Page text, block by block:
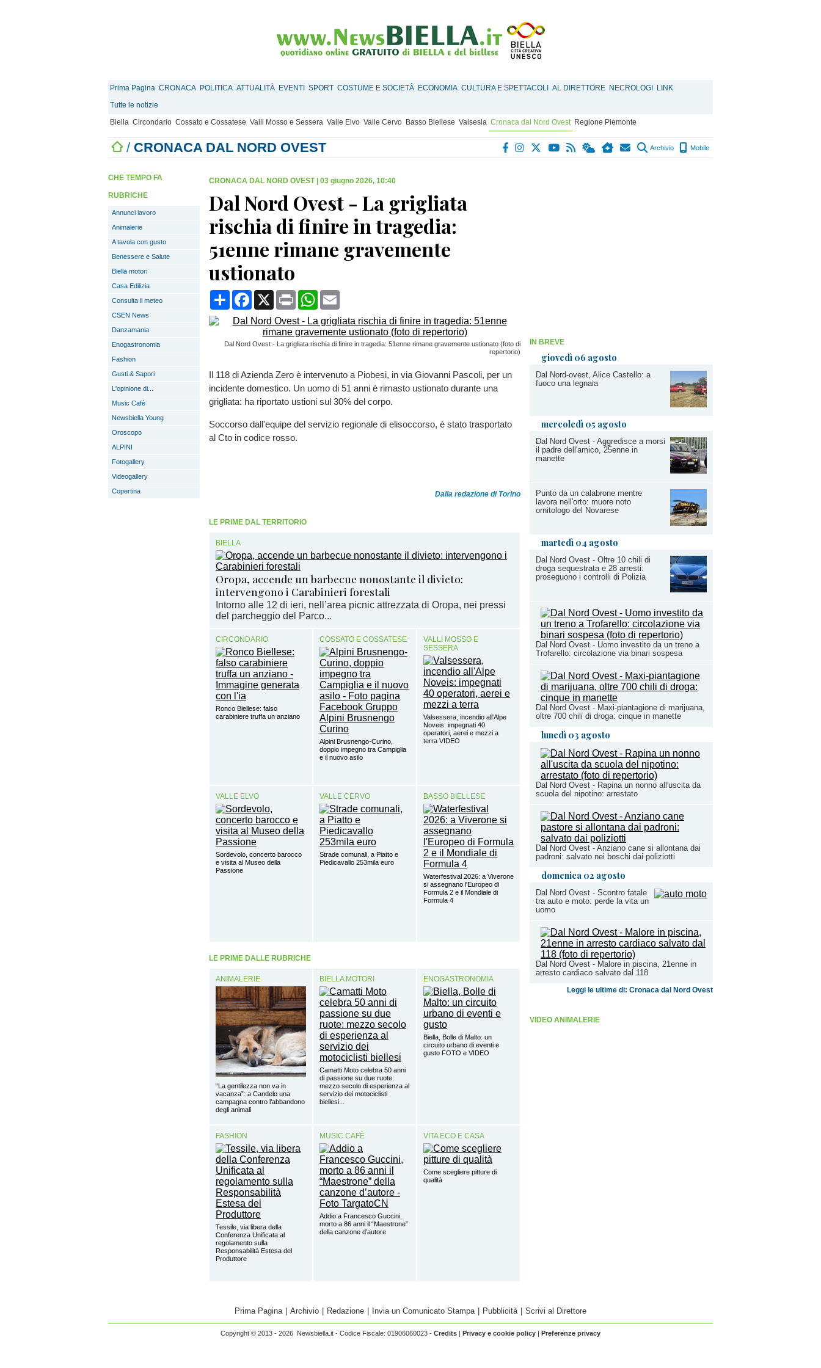
Prima Pagina CRONACA POLITICA ATTUALITÀ EVENTI SPORT COSTUME E SOCIETÀ ECONOMIA CULTURA E SPETTACOLI AL DIRETTORE NECROLOGI
LINK
Tutte le notizie
Biella Circondario Cossato e Cossatese Valli Mosso e Sessera Valle Elvo Valle Cervo Basso Biellese Valsesia Cronaca dal Nord Ovest Regione Piemonte
/ CRONACA DAL NORD OVEST Archivio Mobile
IN BREVE
giovedì 06 agosto
Dal Nord-ovest, Alice Castello: a
fuoco una legnaia
mercoledì 05 agosto
Dal Nord Ovest - Aggredisce a morsi
il padre dell'amico, 25enne in
manette
Punto da un calabrone mentre
lavora nell'orto: muore noto
ornitologo del Novarese
martedì 04 agosto
Dal Nord Ovest - Oltre 10 chili di
droga sequestrata e 28 arresti:
proseguono i controlli di Polizia
Dal Nord Ovest - Uomo investito da un treno a
Trofarello: circolazione via binari sospesa
Dal Nord Ovest - Maxi-piantagione di marijuana,
oltre 700 chili di droga: cinque in manette
lunedì 03 agosto
Dal Nord Ovest - Rapina un nonno all'uscita da
scuola del nipotino: arrestato
Dal Nord Ovest - Anziano cane si allontana dai
padroni: salvato nei boschi dai poliziotti
domenica 02 agosto
Dal Nord Ovest - Scontro fatale
tra auto e moto: perde la vita un
uomo
Dal Nord Ovest - Malore in piscina, 21enne in
arresto cardiaco salvato dal 118
Leggi le ultime di: Cronaca dal Nord Ovest
VIDEO ANIMALERIE
CHE TEMPO FA
RUBRICHE
Annunci lavoro
Animalerie
A tavola con gusto
Benessere e Salute
Biella motori
Casa Edilizia
Consulta il meteo
CSEN News
Danzamania
Enogastronomia
Fashion
Gusti & Sapori
L'opinione di...
Music Cafè
Newsbiella Young
Oroscopo
ALPINI
Fotogallery
Videogallery
Copertina
CRONACA DAL NORD OVEST| 03 giugno 2026, 10:40
Dal Nord Ovest - La grigliata
rischia di finire in tragedia:
51enne rimane gravemente
ustionato
CondividiFacebook
X Print WhatsApp
Dal Nord Ovest - La grigliata rischia di finire in tragedia: 51enne rimane gravemente ustionato (foto di
repertorio)
Il 118 di Azienda Zero è intervenuto a Piobesi, in via Giovanni Pascoli, per un
incidente domestico. Un uomo di 51 anni è rimasto ustionato durante una
grigliata: ha riportato ustioni sul 30% del corpo.
Soccorso dall'equipe del servizio regionale di elisoccorso, è stato trasportato
al Cto in codice rosso.
Dalla redazione di Torino
LE PRIME DAL TERRITORIO
BIELLA
Oropa, accende un barbecue nonostante il divieto:
intervengono i Carabinieri forestali
Intorno alle 12 di ieri, nell’area picnic attrezzata di Oropa, nei pressi
del parcheggio del Parco...
CIRCONDARIO
Ronco Biellese: falso
carabiniere truffa un anziano
COSSATO E COSSATESE
Alpini Brusnengo-Curino,
doppio impegno tra Campiglia
e il nuovo asilo
VALLI MOSSO E
SESSERA
Valsessera, incendio all'Alpe
Noveis: impegnati 40
operatori, aerei e mezzi a
terra VIDEO
VALLE ELVO
Sordevolo, concerto barocco
e visita al Museo della
Passione
VALLE CERVO
Strade comunali, a Piatto e
Piedicavallo 253mila euro
BASSO BIELLESE
Waterfestival 2026: a Viverone
si assegnano l'Europeo di
Formula 2 e il Mondiale di
Formula 4
LE PRIME DALLE RUBRICHE
ANIMALERIE
“La gentilezza non va in
vacanza”: a Candelo una
campagna contro l’abbandono
degli animali
BIELLA MOTORI
Camatti Moto celebra 50 anni
di passione su due ruote:
mezzo secolo di esperienza al
servizio dei motociclisti
biellesi...
ENOGASTRONOMIA
Biella, Bolle di Malto: un
circuito urbano di eventi e
gusto FOTO e VIDEO
FASHION
Tessile, via libera della
Conferenza Unificata al
regolamento sulla
Responsabilità Estesa del
Produttore
MUSIC CAFÈ
Addio a Francesco Guccini,
morto a 86 anni il “Maestrone”
della canzone d’autore
VITA ECO E CASA
Come scegliere pitture di
qualità
Prima Pagina | Archivio | Redazione | Invia un Comunicato Stampa | Pubblicità | Scrivi al Direttore
Copyright © 2013 - 2026 Newsbiella.it - Codice Fiscale: 01906060023 - Credits | Privacy e cookie policy | Preferenze privacy